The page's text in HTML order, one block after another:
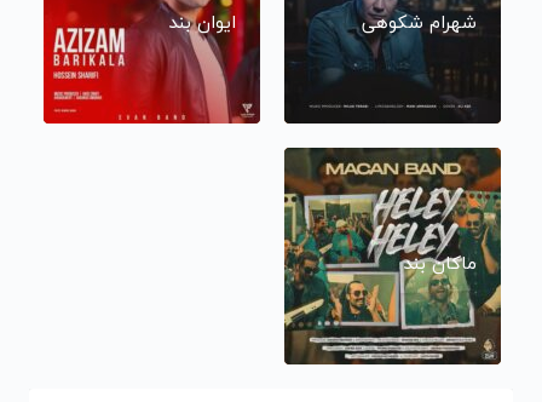
شهرام شکوهی ایوان بند
ماکان بند